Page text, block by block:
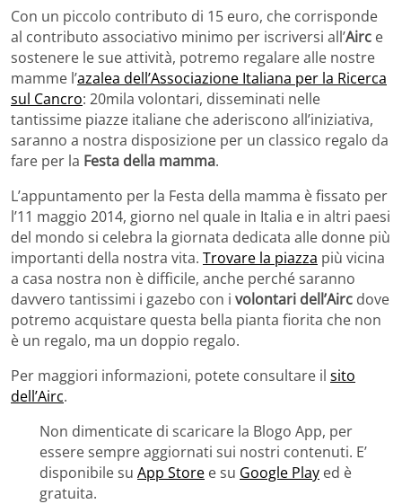
Con un piccolo contributo di 15 euro, che corrisponde
al contributo associativo minimo per iscriversi all’Airc e
sostenere le sue attività, potremo regalare alle nostre
mamme l’azalea dell’Associazione Italiana per la Ricerca
sul Cancro: 20mila volontari, disseminati nelle
tantissime piazze italiane che aderiscono all’iniziativa,
saranno a nostra disposizione per un classico regalo da
fare per la Festa della mamma.
L’appuntamento per la Festa della mamma è fissato per
l’11 maggio 2014, giorno nel quale in Italia e in altri paesi
del mondo si celebra la giornata dedicata alle donne più
importanti della nostra vita. Trovare la piazza più vicina
a casa nostra non è difficile, anche perché saranno
davvero tantissimi i gazebo con i volontari dell’Airc dove
potremo acquistare questa bella pianta fiorita che non
è un regalo, ma un doppio regalo.
Per maggiori informazioni, potete consultare il sito
dell’Airc.
Non dimenticate di scaricare la Blogo App, per
essere sempre aggiornati sui nostri contenuti. E’
disponibile su App Store e su Google Play ed è
gratuita.